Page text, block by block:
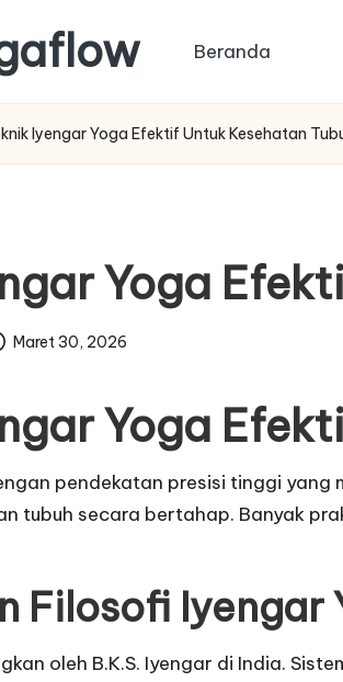
Beranda
Iyengar Yoga Efektif Untuk Kesehatan
Yoga
Maret 30, 2026
Yoga
pendekatan presisi tinggi
tubuh secara bertahap. Banyak
Filosofi Iyengar
oleh B.K.S. Iyengar di India.